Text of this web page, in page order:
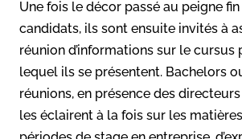
Une fois le décor passé au peigne
candidats, ils sont ensuite invités à
réunion d’informations sur le
lequel ils se présentent. Bachelors
réunions, en présence des
les éclairent à la fois sur les